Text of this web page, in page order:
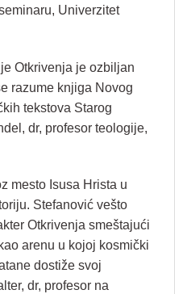
Univerzitet
Otkrivenja je ozbiljan
razume knjiga Novog
tekstova Starog
dr, profesor teologije,
mesto Isusa Hrista u
Stefanović vešto
Otkrivenja smeštajući
arenu u kojoj kosmički
dostiže svoj
dr, profesor na